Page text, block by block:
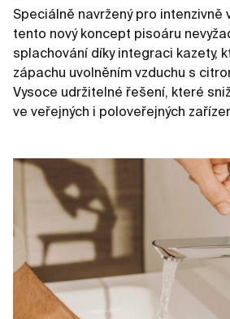
Speciálně navržený pro intenzivně
tento nový koncept pisoáru
splachování díky integraci kazety,
zápachu uvolněním vzduchu s
Vysoce udržitelné řešení, které
ve veřejných i poloveřejných